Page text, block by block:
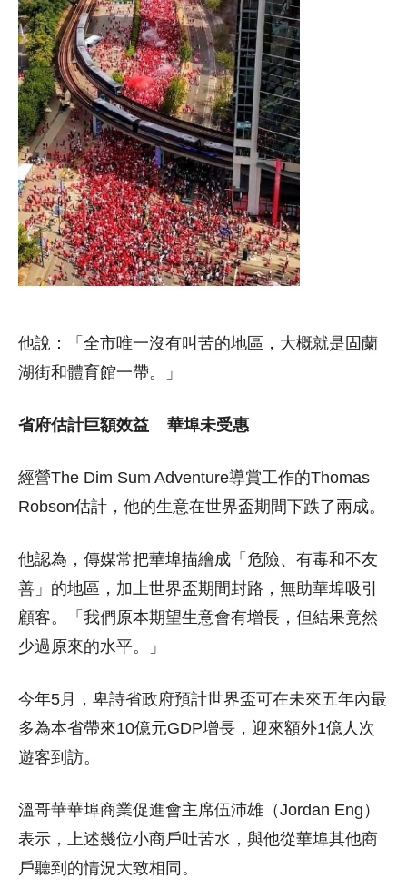
他說：「全市唯一沒有叫苦的地區，大概就是固蘭
湖街和體育館一帶。」
省府估計巨額效益 華埠未受惠
經營The Dim Sum Adventure導賞工作的Thomas
Robson估計，他的生意在世界盃期間下跌了兩成。
他認為，傳媒常把華埠描繪成「危險、有毒和不友
善」的地區，加上世界盃期間封路，無助華埠吸引
顧客。「我們原本期望生意會有增長，但結果竟然
少過原來的水平。」
今年5月，卑詩省政府預計世界盃可在未來五年內最
多為本省帶來10億元GDP增長，迎來額外1億人次
遊客到訪。
溫哥華華埠商業促進會主席伍沛雄（Jordan Eng）
表示，上述幾位小商戶吐苦水，與他從華埠其他商
戶聽到的情況大致相同。